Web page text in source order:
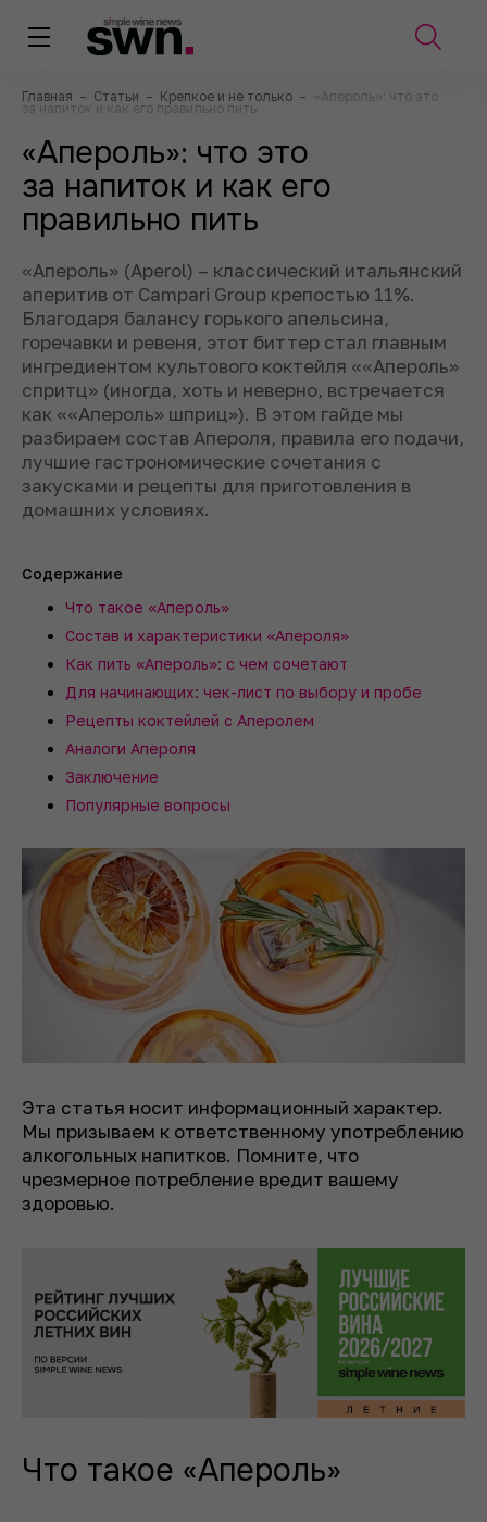
Главная – Статьи – Крепкое и не только – «Апероль»: что это
за напиток и как его правильно пить
«Апероль»: что это
за напиток и как его
правильно пить
«Апероль» (Aperol) – классический итальянский
аперитив от Campari Group крепостью 11%.
Благодаря балансу горького апельсина,
горечавки и ревеня, этот биттер стал главным
ингредиентом культового коктейля ««Апероль»
спритц» (иногда, хоть и неверно, встречается
как ««Апероль» шприц»). В этом гайде мы
разбираем состав Апероля, правила его подачи,
лучшие гастрономические сочетания с
закусками и рецепты для приготовления в
домашних условиях.
Содержание
Что такое «Апероль»
Состав и характеристики «Апероля»
Как пить «Апероль»: с чем сочетают
Для начинающих: чек-лист по выбору и пробе
Рецепты коктейлей с Аперолем
Аналоги Апероля
Заключение
Популярные вопросы
Эта статья носит информационный характер.
Мы призываем к ответственному употреблению
алкогольных напитков. Помните, что
чрезмерное потребление вредит вашему
здоровью.
Что такое «Апероль»